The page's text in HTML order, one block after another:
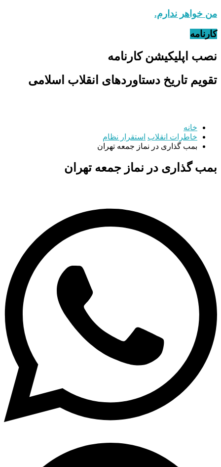
من خواهر ندارم.
کارنامه
نصب اپلیکیشن کارنامه
تقویم تاریخ دستاوردهای انقلاب اسلامی
خانه
خاطرات انقلاب استقرار نظام
بمب گذاری در نماز جمعه تهران
بمب گذاری در نماز جمعه تهران